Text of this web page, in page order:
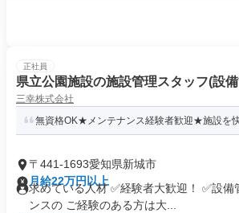
正社員
県立公園施設の施設管理スタッフ(設
三幸株式会社
無資格OK★メンテナンス経験者歓迎★施設を
〒441-1693愛知県新城市
月給22万円以上
求めている人材 ✅経験者大歓迎！ ✅設
ンスの ご経験のある方は大...